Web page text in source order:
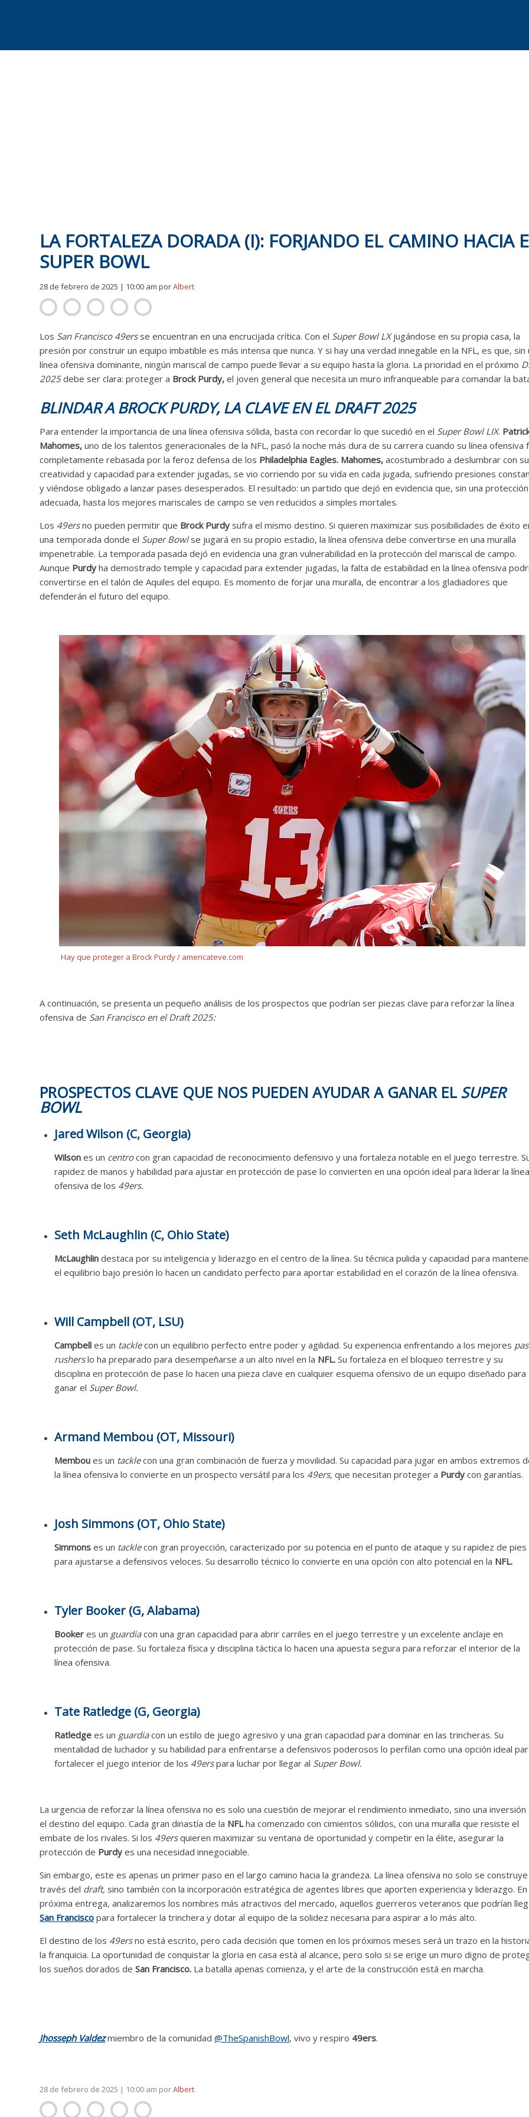
LA FORTALEZA DORADA (I): FORJANDO EL CAMINO HACIA
SUPER BOWL
28 de febrero de 2025 | 10:00 amporAlbert
Los San Francisco 49ersse encuentran en una encrucijada crítica. Con el Super Bowl LXjugándose en su propia casa, la
presión por construir un equipo imbatible es más intensa que nunca. Y si hay una verdad innegable en la NFL, es que, sin
línea ofensiva dominante, ningún mariscal de campo puede llevar a su equipo hasta la gloria. La prioridad en el próximo
2025debe ser clara: proteger a Brock Purdy, el joven general que necesita un muro infranqueable para comandar la
BLINDAR A BROCK PURDY, LA CLAVE EN EL DRAFT 2025
Para entender la importancia de una línea ofensiva sólida, basta con recordar lo que sucedió en el Super Bowl LIX.
Mahomes, uno de los talentos generacionales de la NFL, pasó la noche más dura de su carrera cuando su línea ofensiva
completamente rebasada por la feroz defensa de los Philadelphia Eagles. Mahomes, acostumbrado a deslumbrar con su
creatividad y capacidad para extender jugadas, se vio corriendo por su vida en cada jugada, sufriendo presiones
y viéndose obligado a lanzar pases desesperados. El resultado: un partido que dejó en evidencia que, sin una protección
adecuada, hasta los mejores mariscales de campo se ven reducidos a simples mortales.
Los 49ersno pueden permitir que Brock Purdy sufra el mismo destino. Si quieren maximizar sus posibilidades de éxito
una temporada donde el Super Bowlse jugará en su propio estadio, la línea ofensiva debe convertirse en una muralla
impenetrable. La temporada pasada dejó en evidencia una gran vulnerabilidad en la protección del mariscal de campo.
Aunque Purdy ha demostrado temple y capacidad para extender jugadas, la falta de estabilidad en la línea ofensiva
convertirse en el talón de Aquiles del equipo. Es momento de forjar una muralla, de encontrar a los gladiadores que
defenderán el futuro del equipo.
Hay que proteger a Brock Purdy / americateve.com
A continuación, se presenta un pequeño análisis de los prospectos que podrían ser piezas clave para reforzar la línea
ofensiva de San Francisco en el Draft 2025:
PROSPECTOS CLAVE QUE NOS PUEDEN AYUDAR A GANAR EL SUPER
BOWL
Jared Wilson (C, Georgia)
Wilson es un centrocon gran capacidad de reconocimiento defensivo y una fortaleza notable en el juego terrestre.
rapidez de manos y habilidad para ajustar en protección de pase lo convierten en una opción ideal para liderar la
ofensiva de los 49ers.
Seth McLaughlin (C, Ohio State)
McLaughlin destaca por su inteligencia y liderazgo en el centro de la línea. Su técnica pulida y capacidad para
el equilibrio bajo presión lo hacen un candidato perfecto para aportar estabilidad en el corazón de la línea ofensiva.
Will Campbell (OT, LSU)
Campbell es un tacklecon un equilibrio perfecto entre poder y agilidad. Su experiencia enfrentando a los mejores
rusherslo ha preparado para desempeñarse a un alto nivel en la NFL. Su fortaleza en el bloqueo terrestre y su
disciplina en protección de pase lo hacen una pieza clave en cualquier esquema ofensivo de un equipo diseñado para
ganar el Super Bowl.
Armand Membou (OT, Missouri)
Membou es un tacklecon una gran combinación de fuerza y movilidad. Su capacidad para jugar en ambos extremos
la línea ofensiva lo convierte en un prospecto versátil para los 49ers, que necesitan proteger a Purdycon garantías.
Josh Simmons (OT, Ohio State)
Simmons es un tacklecon gran proyección, caracterizado por su potencia en el punto de ataque y su rapidez de pies
para ajustarse a defensivos veloces. Su desarrollo técnico lo convierte en una opción con alto potencial en la NFL.
Tyler Booker (G, Alabama)
Booker es un guardiacon una gran capacidad para abrir carriles en el juego terrestre y un excelente anclaje en
protección de pase. Su fortaleza física y disciplina táctica lo hacen una apuesta segura para reforzar el interior de la
línea ofensiva.
Tate Ratledge (G, Georgia)
Ratledge es un guardiacon un estilo de juego agresivo y una gran capacidad para dominar en las trincheras. Su
mentalidad de luchador y su habilidad para enfrentarse a defensivos poderosos lo perfilan como una opción ideal
fortalecer el juego interior de los 49erspara luchar por llegar al Super Bowl.
La urgencia de reforzar la línea ofensiva no es solo una cuestión de mejorar el rendimiento inmediato, sino una inversión
el destino del equipo. Cada gran dinastía de la NFLha comenzado con cimientos sólidos, con una muralla que resiste el
embate de los rivales. Si los 49ersquieren maximizar su ventana de oportunidad y competir en la élite, asegurar la
protección de Purdy es una necesidad innegociable.
Sin embargo, este es apenas un primer paso en el largo camino hacia la grandeza. La línea ofensiva no solo se
través del draft, sino también con la incorporación estratégica de agentes libres que aporten experiencia y liderazgo. En
próxima entrega, analizaremos los nombres más atractivos del mercado, aquellos guerreros veteranos que podrían
San Francisco para fortalecer la trinchera y dotar al equipo de la solidez necesaria para aspirar a lo más alto.
El destino de los 49ersno está escrito, pero cada decisión que tomen en los próximos meses será un trazo en la
la franquicia. La oportunidad de conquistar la gloria en casa está al alcance, pero solo si se erige un muro digno de
los sueños dorados deSan Francisco. La batalla apenas comienza, y el arte de la construcción está en marcha.
Jhosseph Valdez miembro de la comunidad@TheSpanishBowl, vivo y respiro 49ers.
28 de febrero de 2025 | 10:00 am porAlbert